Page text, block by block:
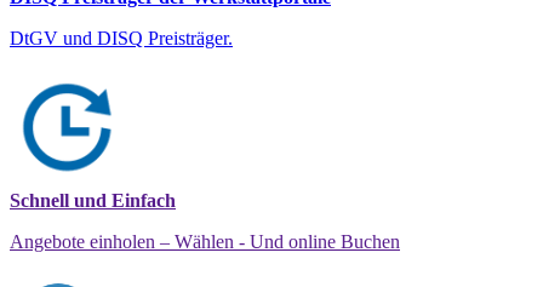
DtGV und DISQ Preisträger.
Schnell und Einfach
Angebote einholen – Wählen - Und online Buchen